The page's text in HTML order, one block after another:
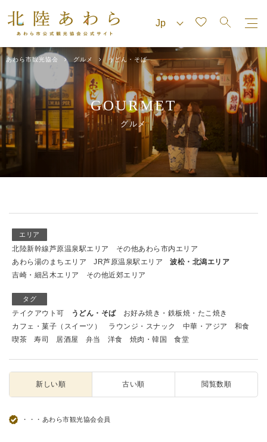
あわら市観光協会 グルメ うどん・そば
GOURMET
グルメ
エリア
北陸新幹線芦原温泉駅エリア
その他あわら市内エリア
あわら湯のまちエリア
JR芦原温泉駅エリア
波松・北潟エリア
吉崎・細呂木エリア
その他近郊エリア
タグ
テイクアウト可 うどん・そば
お好み焼き・鉄板焼・たこ焼き
カフェ・菓子（スイーツ）
ラウンジ・スナック 中華・アジア
和食
喫茶
寿司 居酒屋 弁当 洋食 焼肉・韓国 食堂
新しい順 古い順 閲覧数順
・・・あわら市観光協会会員